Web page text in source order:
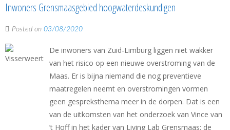
Inwoners Grensmaasgebied hoogwaterdeskundigen
Posted on 03/08/2020
De inwoners van Zuid-Limburg liggen niet wakker
van het risico op een nieuwe overstroming van de
Maas. Er is bijna niemand die nog preventieve
maatregelen neemt en overstromingen vormen
geen gespreksthema meer in de dorpen. Dat is een
van de uitkomsten van het onderzoek van Vince van
’t Hoff in het kader van Living Lab Grensmaas; de